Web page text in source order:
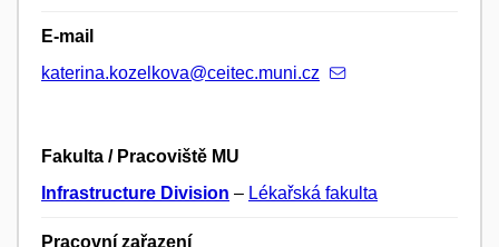
E-mail
katerina.kozelkova@ceitec.muni.cz
Fakulta / Pracoviště MU
Infrastructure Division – Lékařská fakulta
Pracovní zařazení